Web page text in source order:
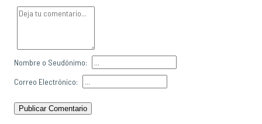
Nombre o Seudónimo:
Correo Electrónico:
Publicar Comentario